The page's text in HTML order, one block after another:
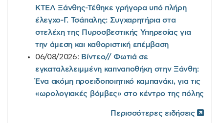
ΚΤΕΛ Ξάνθης-Τέθηκε γρήγορα υπό πλήρη
έλεγχο-Γ. Τσάπαλης: Συγχαρητήρια στα
στελέχη της Πυροσβεστικής Υπηρεσίας για
την άμεση και καθοριστική επέμβαση
06/08/2026: Βίντεο// Φωτιά σε
εγκαταλελειμμένη καπναποθήκη στην Ξάνθη:
Ένα ακόμη προειδοποιητικό καμπανάκι, για τις
«ωρολογιακές βόμβες» στο κέντρο της πόλης
Περισσότερες ειδήσεις